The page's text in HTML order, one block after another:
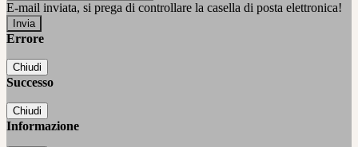
E-mail inviata, si prega di controllare la casella di posta elettronica!
Errore
Chiudi
Successo
Chiudi
Informazione